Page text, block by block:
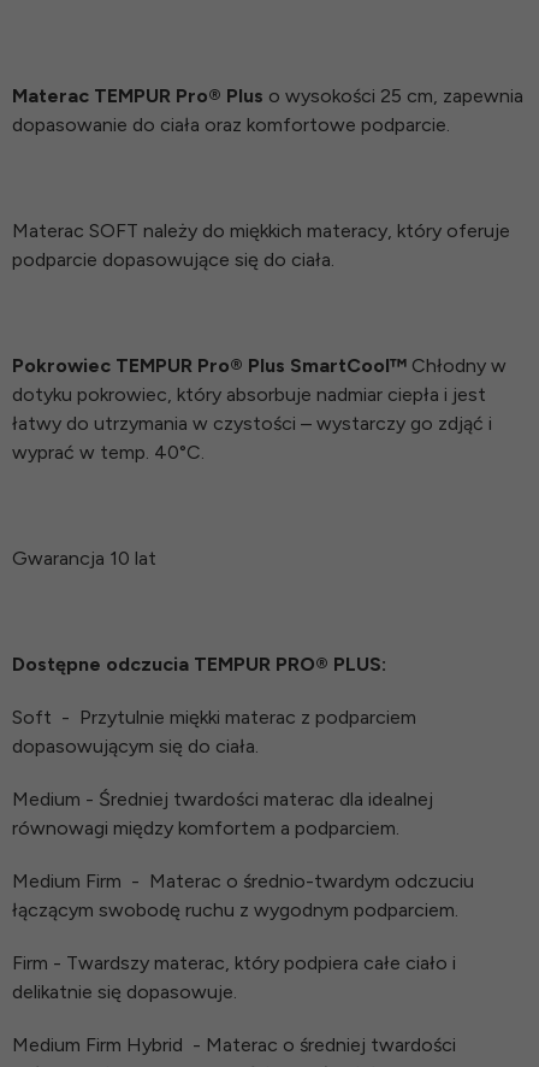
Materac TEMPUR Pro® Plus o wysokości 25 cm, zapewnia
dopasowanie do ciała oraz komfortowe podparcie.
Materac SOFT należy do miękkich materacy, który oferuje
podparcie dopasowujące się do ciała.
Pokrowiec TEMPUR Pro® Plus SmartCool™ Chłodny w
dotyku pokrowiec, który absorbuje nadmiar ciepła i jest
łatwy do utrzymania w czystości – wystarczy go zdjąć i
wyprać w temp. 40°C.
Gwarancja 10 lat
Dostępne odczucia TEMPUR PRO®️ PLUS:
Soft - Przytulnie miękki materac z podparciem
dopasowującym się do ciała.
Medium - Średniej twardości materac dla idealnej
równowagi między komfortem a podparciem.
Medium Firm - Materac o średnio-twardym odczuciu
łączącym swobodę ruchu z wygodnym podparciem.
Firm - Twardszy materac, który podpiera całe ciało i
delikatnie się dopasowuje.
Medium Firm Hybrid - Materac o średniej twardości